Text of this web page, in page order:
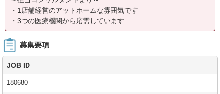
・1店舗経営のアットホームな雰囲気です
・3つの医療機関から応需しています
募集要項
JOB ID
180680